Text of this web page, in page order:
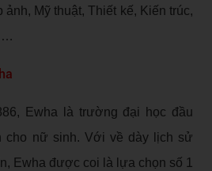
Mỹ thuật, Thiết kế, Kiến trúc,
Ewha là trường đại học đầu
cho nữ sinh. Với về dày lịch sử
Ewha được coi là lựa chọn số 1